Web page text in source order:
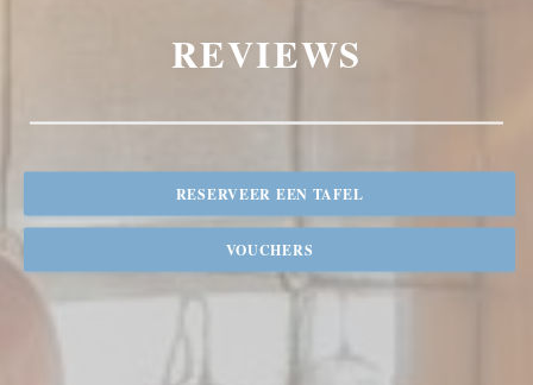
REVIEWS
RESERVEER EEN TAFEL
VOUCHERS